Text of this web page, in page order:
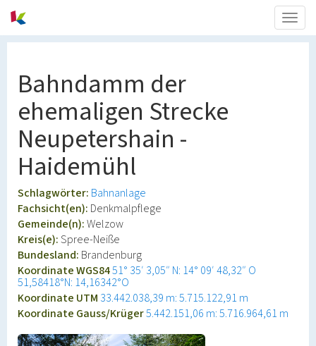
Bahndamm der
ehemaligen Strecke
Neupetershain -
Haidemühl
Schlagwörter: Bahnanlage
Fachsicht(en): Denkmalpflege
Gemeinde(n):Welzow
Kreis(e):Spree-Neiße
Bundesland: Brandenburg
Koordinate WGS8451° 35′ 3,05″ N: 14° 09′ 48,32″ O
51,58418°N: 14,16342°O
Koordinate UTM 33.442.038,39 m: 5.715.122,91 m
Koordinate Gauss/Krüger5.442.151,06 m: 5.716.964,61 m